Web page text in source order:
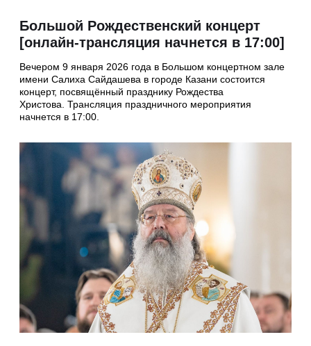
Большой Рождественский концерт
[онлайн-трансляция начнется в 17:00]
Вечером 9 января 2026 года в Большом концертном зале
имени Салиха Сайдашева в городе Казани состоится
концерт, посвящённый празднику Рождества
Христова. Трансляция праздничного мероприятия
начнется в 17:00.